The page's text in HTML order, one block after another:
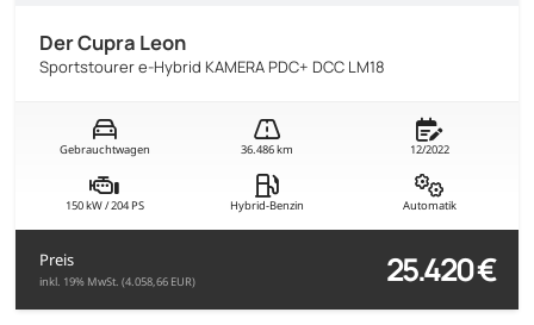
Der Cupra Leon
Sportstourer e-Hybrid KAMERA PDC+ DCC LM18
Gebrauchtwagen 36.486 km 12/2022
150 kW / 204 PS Hybrid-Benzin Automatik
Preis
inkl. 19% MwSt. (4.058,66 EUR) 25.420 €